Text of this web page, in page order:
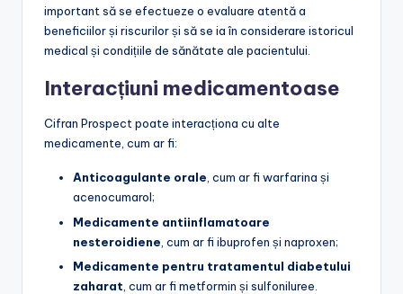
important să se efectueze o evaluare atentă a
beneficiilor și riscurilor și să se ia în considerare istoricul
medical și condițiile de sănătate ale pacientului.
Interacțiuni medicamentoase
Cifran Prospect poate interacționa cu alte
medicamente, cum ar fi:
Anticoagulante orale, cum ar fi warfarina și
acenocumarol;
Medicamente antiinflamatoare
nesteroidiene , cum ar fi ibuprofen și naproxen;
Medicamente pentru tratamentul diabetului
zaharat , cum ar fi metformin și sulfoniluree.